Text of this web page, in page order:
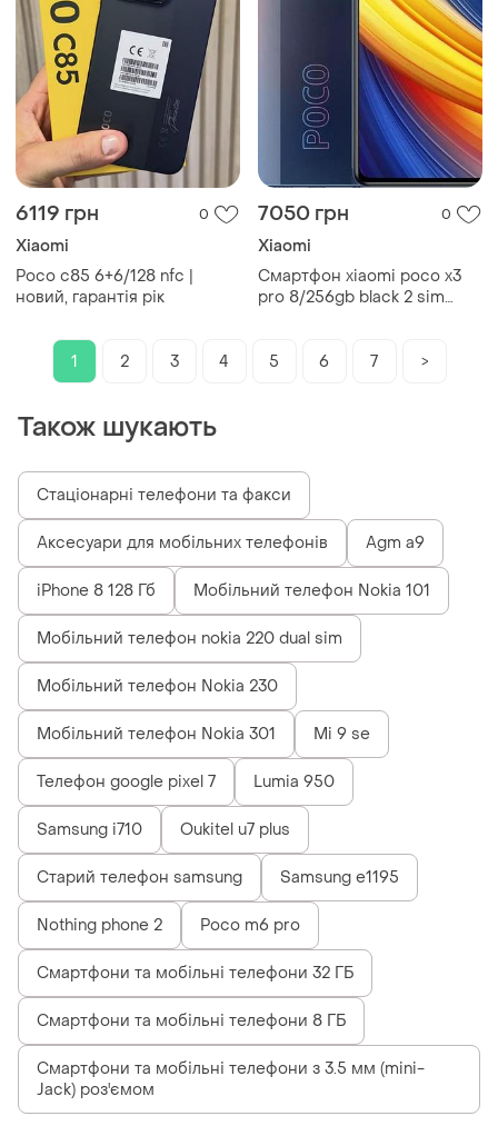
6119 грн 0
Xiaomi
Poco c85 6+6/128 nfc |
новий, гарантія рік
7050 грн 0
Xiaomi
Смартфон xiaomi poco x3
pro 8/256gb black 2 sim
1
2 3 4 5 6 7 >
Також шукають
Стаціонарні телефони та факси
Аксесуари для мобільних телефонів Agm a9
iPhone 8 128 Гб Мобільний телефон Nokia 101
Мобільний телефон nokia 220 dual sim
Мобільний телефон Nokia 230
Мобільний телефон Nokia 301 Mi 9 se
Телефон google pixel 7 Lumia 950
Samsung i710 Oukitel u7 plus
Старий телефон samsung Samsung e1195
Nothing phone 2 Poco m6 pro
Смартфони та мобільні телефони 32 ГБ
Смартфони та мобільні телефони 8 ГБ
Смартфони та мобільні телефони з 3.5 мм (mini-
Jack) роз'ємом